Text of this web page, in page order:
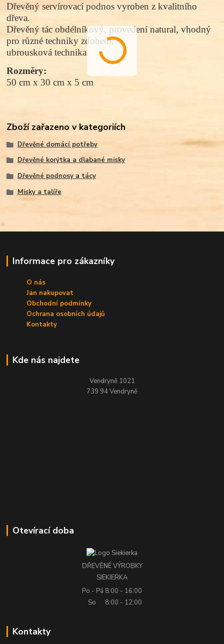
Dřevěný servírovací podnos vyroben z kvalitního
dřeva.
Dřevěný tác obdélníkový, provedení natural, vhodný
pro různé techniky zdobení,
ubrousková technika.
Rozměry:
50 cm x 30 cm x 5 cm
Zboží zařazeno v kategoriích
Dřevěné domácí potřeby
Dřevěné korýtka a dlabané misky
Dřevěné podnosy a tácy
Misky a talíře
Informace pro zákazníky
O nás
Jan nakupovat
Obchodní podmínky
Ochrana osobních údajů
Kontakty
Kde nás najdete
Vendryně 1021
739 94 Vendryně
Otevírací doba
DŘEVĚNÉ VÝROBKY
SIEKIERKA
Po - Pá 8:00 - 16:00
So
8:00 - 12:00
Kontakty